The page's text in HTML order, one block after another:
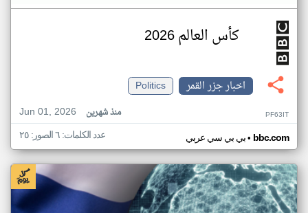
كأس العالم 2026
اخبار جزر القمر
Politics
Jun 01, 2026
منذ شهرين PF63IT
بي بي سي عربي• bbc.com عدد الكلمات: ٦ الصور: ٢٥